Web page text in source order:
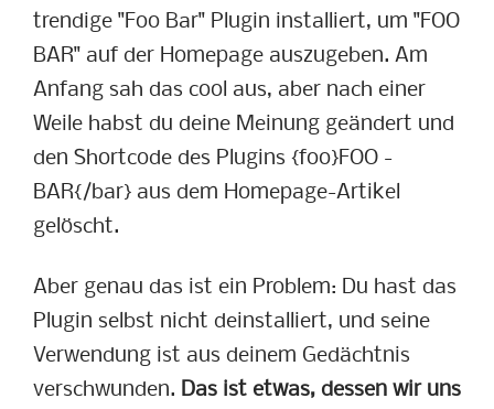
trendige "Foo Bar" Plugin installiert, um "FOO
BAR" auf der Homepage auszugeben. Am
Anfang sah das cool aus, aber nach einer
Weile habst du deine Meinung geändert und
den Shortcode des Plugins {foo}FOO -
BAR{/bar} aus dem Homepage-Artikel
gelöscht.
Aber genau das ist ein Problem: Du hast das
Plugin selbst nicht deinstalliert, und seine
Verwendung ist aus deinem Gedächtnis
verschwunden. Das ist etwas, dessen wir uns